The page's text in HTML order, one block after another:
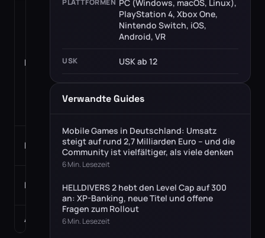
Plattformen
(Windows,
macOS,
PlayStation
Switch, iOS,
Entwickler
Steel Crate
Games
Publisher
Games
Altersfreigabe USK ab 12
PLATTFORMEN PC (Windows, macOS, Linux),
PlayStation 4, Xbox One,
Nintendo Switch, iOS,
Android, VR
USK USK ab 12
Verwandte Guides
Mobile Games in Deutschland: Umsatz
steigt auf rund 2,7 Milliarden Euro – und die
Community ist vielfältiger, als viele denken
6 Min. Lesezeit
HELLDIVERS 2 hebt den Level Cap auf 300
an: XP-Banking, neue Titel und offene
Fragen zum Rollout
6 Min. Lesezeit